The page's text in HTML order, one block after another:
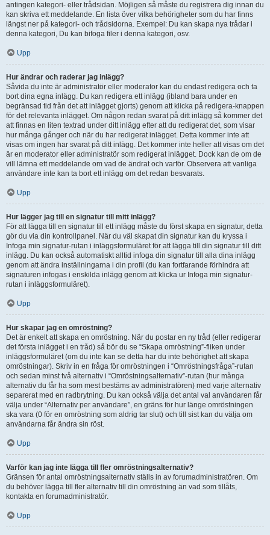
antingen kategori- eller trådsidan. Möjligen så måste du registrera dig innan du
kan skriva ett meddelande. En lista över vilka behörigheter som du har finns
längst ner på kategori- och trådsidorna. Exempel: Du kan skapa nya trådar i
denna kategori, Du kan bifoga filer i denna kategori, osv.
Upp
Hur ändrar och raderar jag inlägg?
Såvida du inte är administratör eller moderator kan du endast redigera och ta
bort dina egna inlägg. Du kan redigera ett inlägg (ibland bara under en
begränsad tid från det att inlägget gjorts) genom att klicka på redigera-knappen
för det relevanta inlägget. Om någon redan svarat på ditt inlägg så kommer det
att finnas en liten textrad under ditt inlägg efter att du redigerat det, som visar
hur många gånger och när du har redigerat inlägget. Detta kommer inte att
visas om ingen har svarat på ditt inlägg. Det kommer inte heller att visas om det
är en moderator eller administratör som redigerat inlägget. Dock kan de om de
vill lämna ett meddelande om vad de ändrat och varför. Observera att vanliga
användare inte kan ta bort ett inlägg om det redan besvarats.
Upp
Hur lägger jag till en signatur till mitt inlägg?
För att lägga till en signatur till ett inlägg måste du först skapa en signatur, detta
gör du via din kontrollpanel. När du väl skapat din signatur kan du kryssa i
Infoga min signatur-rutan i inläggsformuläret för att lägga till din signatur till ditt
inlägg. Du kan också automatiskt alltid infoga din signatur till alla dina inlägg
genom att ändra inställningarna i din profil (du kan fortfarande förhindra att
signaturen infogas i enskilda inlägg genom att klicka ur Infoga min signatur-
rutan i inläggsformuläret).
Upp
Hur skapar jag en omröstning?
Det är enkelt att skapa en omröstning. När du postar en ny tråd (eller redigerar
det första inlägget i en tråd) så bör du se “Skapa omröstning”-fliken under
inläggsformuläret (om du inte kan se detta har du inte behörighet att skapa
omröstningar). Skriv in en fråga för omröstningen i “Omröstningsfråga”-rutan
och sedan minst två alternativ i “Omröstningsalternativ”-rutan (hur många
alternativ du får ha som mest bestäms av administratören) med varje alternativ
separerat med en radbrytning. Du kan också välja det antal val användaren får
välja under “Alternativ per användare”, en gräns för hur länge omröstningen
ska vara (0 för en omröstning som aldrig tar slut) och till sist kan du välja om
användarna får ändra sin röst.
Upp
Varför kan jag inte lägga till fler omröstningsalternativ?
Gränsen för antal omröstningsalternativ ställs in av forumadministratören. Om
du behöver lägga till fler alternativ till din omröstning än vad som tillåts,
kontakta en forumadministratör.
Upp